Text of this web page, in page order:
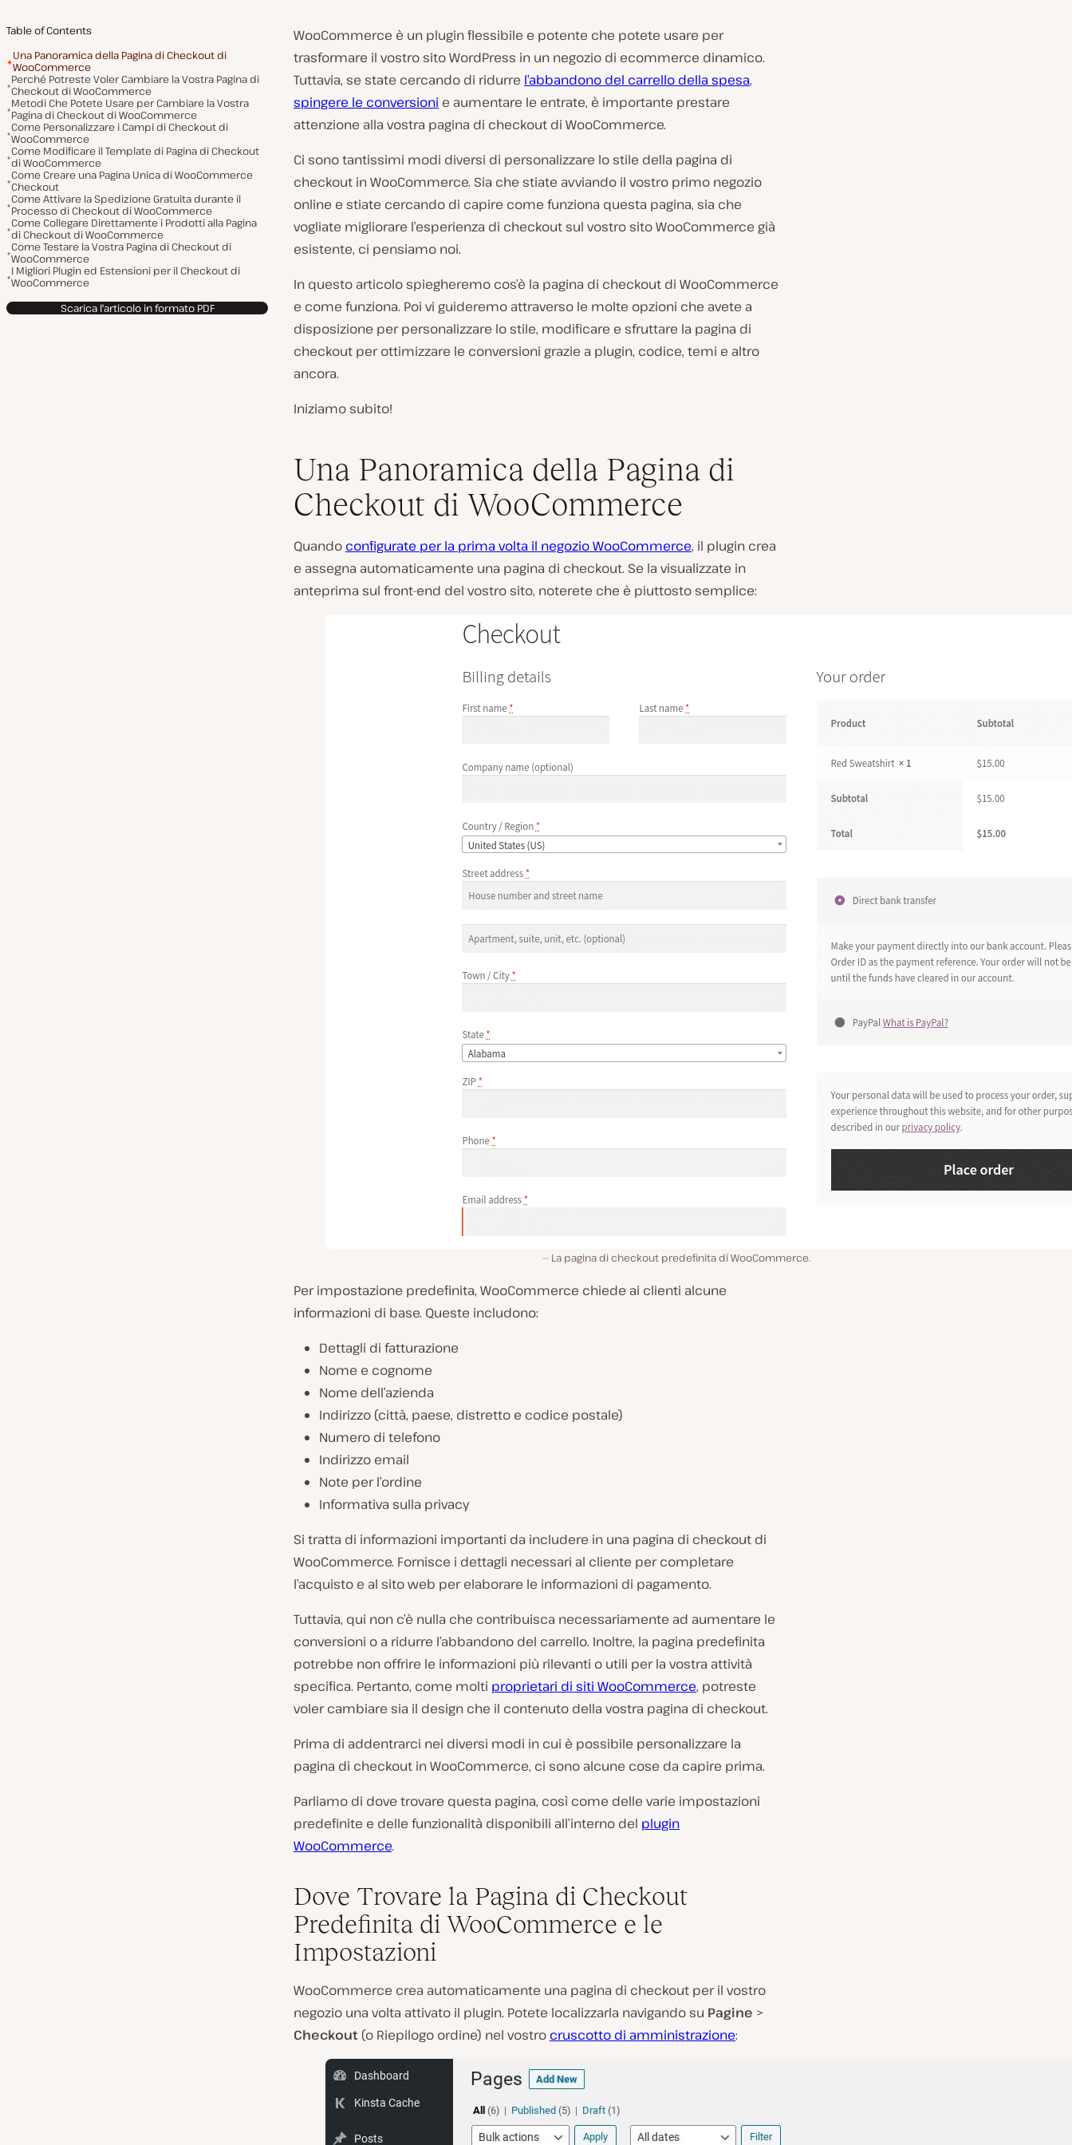
Table of Contents
Una Panoramica della Pagina di Checkout di
WooCommerce
Perché Potreste Voler Cambiare la Vostra Pagina di
Checkout di WooCommerce
Metodi Che Potete Usare per Cambiare la Vostra
Pagina di Checkout di WooCommerce
Come Personalizzare i Campi di Checkout di
WooCommerce
Come Modificare il Template di Pagina di Checkout
di WooCommerce
Come Creare una Pagina Unica di WooCommerce
Checkout
Come Attivare la Spedizione Gratuita durante il
Processo di Checkout di WooCommerce
Come Collegare Direttamente i Prodotti alla Pagina
di Checkout di WooCommerce
Come Testare la Vostra Pagina di Checkout di
WooCommerce
I Migliori Plugin ed Estensioni per il Checkout di
WooCommerce
Scarica l'articolo in formato PDF
WooCommerce è un plugin flessibile e potente che potete usare per
trasformare il vostro sito WordPress in un negozio di ecommerce dinamico.
Tuttavia, se state cercando di ridurre l’abbandono del carrello della spesa,
spingere le conversioni e aumentare le entrate, è importante prestare
attenzione alla vostra pagina di checkout di WooCommerce.
Ci sono tantissimi modi diversi di personalizzare lo stile della pagina di
checkout in WooCommerce. Sia che stiate avviando il vostro primo negozio
online e stiate cercando di capire come funziona questa pagina, sia che
vogliate migliorare l’esperienza di checkout sul vostro sito WooCommerce già
esistente, ci pensiamo noi.
In questo articolo spiegheremo cos’è la pagina di checkout di WooCommerce
e come funziona. Poi vi guideremo attraverso le molte opzioni che avete a
disposizione per personalizzare lo stile, modificare e sfruttare la pagina di
checkout per ottimizzare le conversioni grazie a plugin, codice, temi e altro
ancora.
Iniziamo subito!
Una Panoramica della Pagina di
Checkout di WooCommerce
Quando configurate per la prima volta il negozio WooCommerce, il plugin crea
e assegna automaticamente una pagina di checkout. Se la visualizzate in
anteprima sul front-end del vostro sito, noterete che è piuttosto semplice:
La pagina di checkout predefinita di WooCommerce.
Per impostazione predefinita, WooCommerce chiede ai clienti alcune
informazioni di base. Queste includono:
Dettagli di fatturazione
Nome e cognome
Nome dell’azienda
Indirizzo (città, paese, distretto e codice postale)
Numero di telefono
Indirizzo email
Note per l’ordine
Informativa sulla privacy
Si tratta di informazioni importanti da includere in una pagina di checkout di
WooCommerce. Fornisce i dettagli necessari al cliente per completare
l’acquisto e al sito web per elaborare le informazioni di pagamento.
Tuttavia, qui non c’è nulla che contribuisca necessariamente ad aumentare le
conversioni o a ridurre l’abbandono del carrello. Inoltre, la pagina predefinita
potrebbe non offrire le informazioni più rilevanti o utili per la vostra attività
specifica. Pertanto, come molti proprietari di siti WooCommerce, potreste
voler cambiare sia il design che il contenuto della vostra pagina di checkout.
Prima di addentrarci nei diversi modi in cui è possibile personalizzare la
pagina di checkout in WooCommerce, ci sono alcune cose da capire prima.
Parliamo di dove trovare questa pagina, così come delle varie impostazioni
predefinite e delle funzionalità disponibili all’interno del plugin
WooCommerce.
Dove Trovare la Pagina di Checkout
Predefinita di WooCommerce e le
Impostazioni
WooCommerce crea automaticamente una pagina di checkout per il vostro
negozio una volta attivato il plugin. Potete localizzarla navigando su Pagine >
Checkout (o Riepilogo ordine) nel vostro cruscotto di amministrazione: